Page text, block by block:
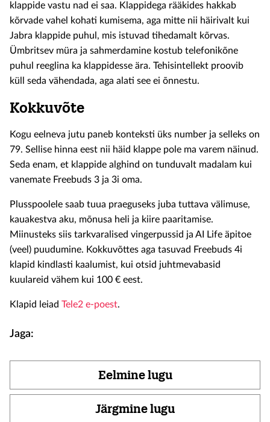
klappide vastu nad ei saa. Klappidega rääkides hakkab
kõrvade vahel kohati kumisema, aga mitte nii häirivalt kui
Jabra klappide puhul, mis istuvad tihedamalt kõrvas.
Ümbritsev müra ja sahmerdamine kostub telefonikõne
puhul reeglina ka klappidesse ära. Tehisintellekt proovib
küll seda vähendada, aga alati see ei õnnestu.
Kokkuvõte
Kogu eelneva jutu paneb konteksti üks number ja selleks on
79. Sellise hinna eest nii häid klappe pole ma varem näinud.
Seda enam, et klappide alghind on tunduvalt madalam kui
vanemate Freebuds 3 ja 3i oma.
Plusspoolele saab tuua praeguseks juba tuttava välimuse,
kauakestva aku, mõnusa heli ja kiire paaritamise.
Miinusteks siis tarkvaralised vingerpussid ja AI Life äpitoe
(veel) puudumine. Kokkuvõttes aga tasuvad Freebuds 4i
klapid kindlasti kaalumist, kui otsid juhtmevabasid
kuulareid vähem kui 100 € eest.
Klapid leiad Tele2 e-poest.
Jaga:
Eelmine lugu
Järgmine lugu